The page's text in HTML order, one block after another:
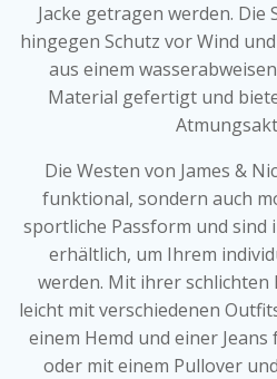
Jacke getragen werden.
hingegen Schutz vor Wind
aus einem
Material gefertigt und
Die Westen von James &
funktional, sondern auch
sportliche Passform und sind
erhältlich, um Ihrem
werden. Mit ihrer schlichten
leicht mit verschiedenen
einem Hemd und einer
oder mit einem Pullover